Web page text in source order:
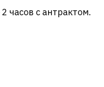
часов с антрактом.